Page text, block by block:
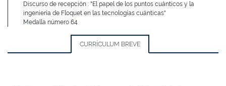
Discurso de recepción : "El papel de los puntos cuánticos y la
ingeniería de Floquet en las tecnologías cuánticas"
Medalla número 64
CURRÍCULUM BREVE